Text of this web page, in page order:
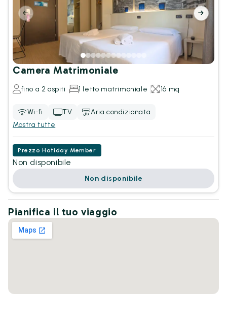
Camera Matrimoniale
fino a 2 ospiti 1 letto matrimoniale 16 mq
Wi-fi TV
Aria condizionata
Mostra tutte
Prezzo Hotiday Member
Non disponibile
Non disponibile
Pianifica il tuo viaggio